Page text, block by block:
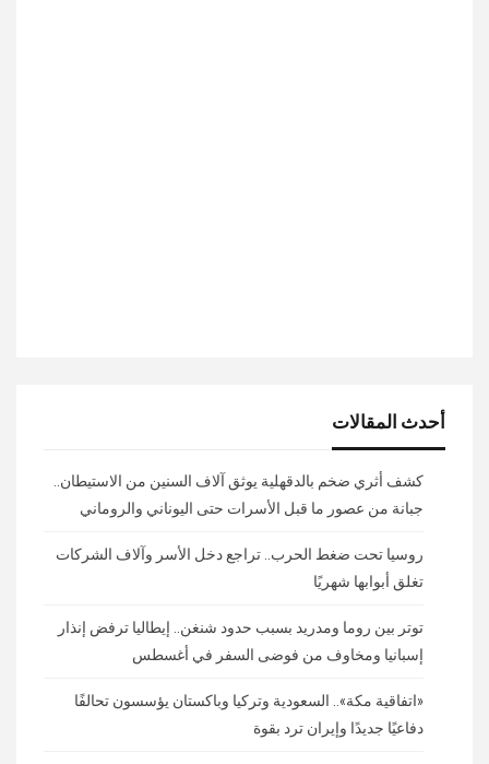
أحدث المقالات
كشف أثري ضخم بالدقهلية يوثق آلاف السنين من الاستيطان..
جبانة من عصور ما قبل الأسرات حتى اليوناني والروماني
روسيا تحت ضغط الحرب.. تراجع دخل الأسر وآلاف الشركات
تغلق أبوابها شهريًا
توتر بين روما ومدريد بسبب حدود شنغن.. إيطاليا ترفض إنذار
إسبانيا ومخاوف من فوضى السفر في أغسطس
«اتفاقية مكة».. السعودية وتركيا وباكستان يؤسسون تحالفًا
دفاعيًا جديدًا وإيران ترد بقوة